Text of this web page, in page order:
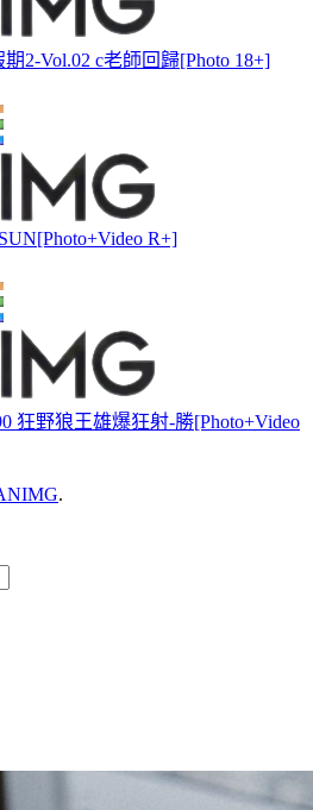
2-Vol.02 c老師回歸[Photo 18+]
R+]
狂野狼王雄爆狂射-勝[Photo+Video
.